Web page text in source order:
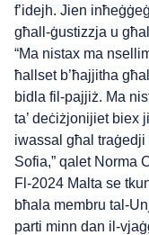
f’idejh. Jien
għall-ġustizzja u
“Ma nistax ma
ħallset b’ħajjitha
bidla fil-pajjiż. Ma
ta’ deċiżjonijiet biex
iwassal għal traġedji
Sofia,” qalet Norma
Fl-2024 Malta se
bħala membru tal-
parti minn dan il-